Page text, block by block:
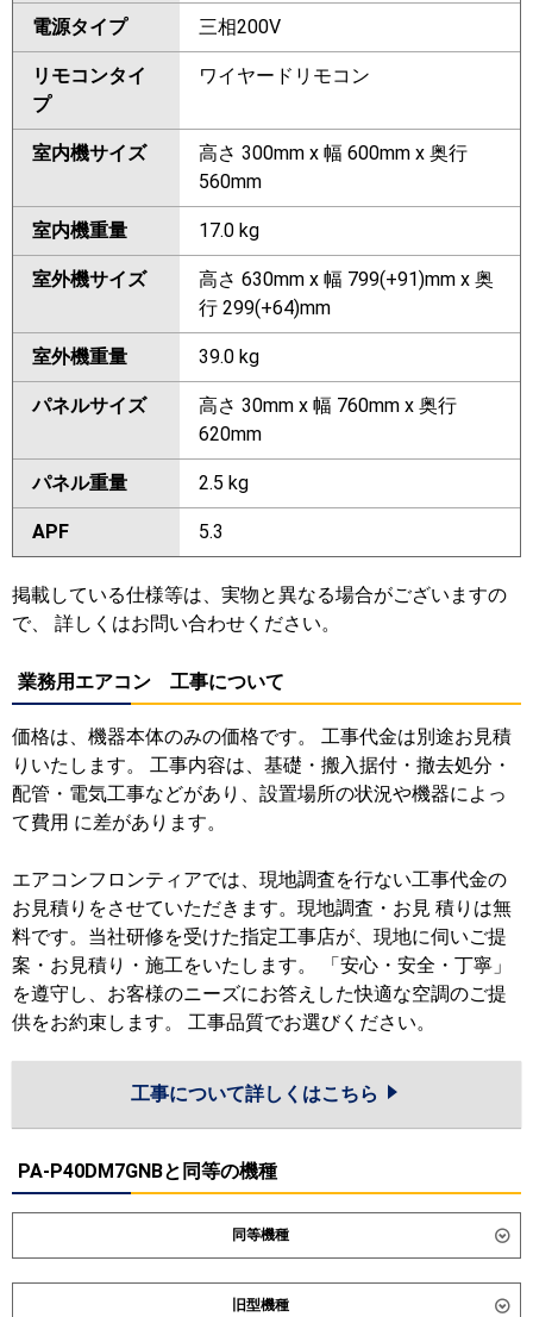
電源タイプ 三相200V
リモコンタイ
プ
ワイヤードリモコン
室内機サイズ
高さ 300mm x 幅 600mm x 奥行
560mm
室内機重量 17.0 kg
室外機サイズ
高さ 630mm x 幅 799(+91)mm x 奥
行 299(+64)mm
室外機重量 39.0 kg
パネルサイズ
高さ 30mm x 幅 760mm x 奥行
620mm
パネル重量 2.5 kg
APF 5.3
掲載している仕様等は、実物と異なる場合がございますの
で、 詳しくはお問い合わせください。
業務用エアコン 工事について
価格は、機器本体のみの価格です。 工事代金は別途お見積
りいたします。 工事内容は、基礎・搬入据付・撤去処分・
配管・電気工事などがあり、設置場所の状況や機器によっ
て費用 に差があります。
エアコンフロンティアでは、現地調査を行ない工事代金の
お見積りをさせていただきます。現地調査・お見 積りは無
料です。当社研修を受けた指定工事店が、現地に伺いご提
案・お見積り・施工をいたします。 「安心・安全・丁寧」
を遵守し、お客様のニーズにお答えした快適な空調のご提
供をお約束します。 工事品質でお選びください。
工事について詳しくはこちら
PA-P40DM7GNBと同等の機種
同等機種
ダイキン SSRK40DT SSRK40DNT
旧型機種